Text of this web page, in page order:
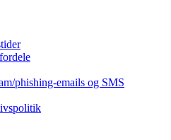
phishing-emails og SMS